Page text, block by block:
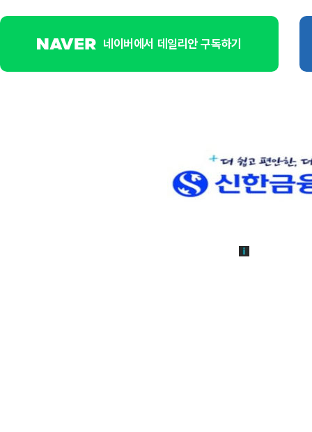
네이버에서 데일리안 구독하기